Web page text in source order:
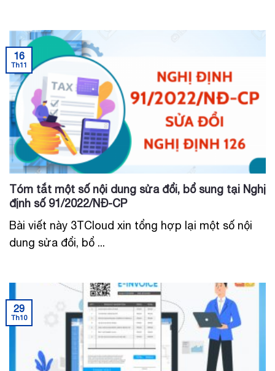
Tóm tắt một số nội dung sửa đổi, bổ sung tại Nghị
định số 91/2022/NĐ-CP
Bài viết này 3TCloud xin tổng hợp lại một số nội
dung sửa đổi, bổ ...
16
Th11
29
Th10